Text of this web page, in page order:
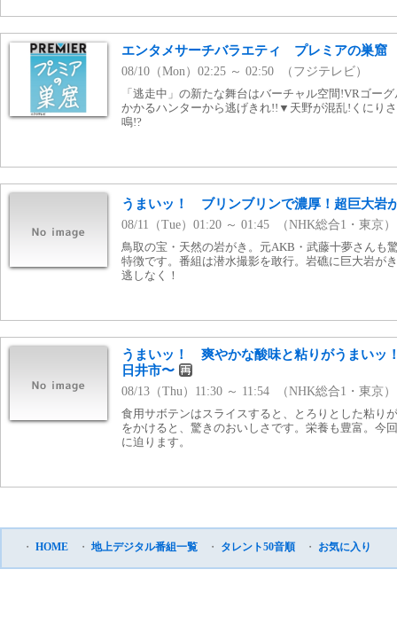
エンタメサーチバラエティ プレミアの巣窟
08/10（Mon）02:25 ～ 02:50 （フジテレビ）
「逃走中」の新たな舞台はバーチャル空間!VRゴー
かかるハンターから逃げきれ!!▼天野が混乱!くにり
鳴!?
うまいッ！ ブリンブリンで濃厚！超巨大岩
08/11（Tue）01:20 ～ 01:45 （NHK総合1・東京）
鳥取の宝・天然の岩がき。元AKB・武藤十夢さんも
特徴です。番組は潜水撮影を敢行。岩礁に巨大岩が
逃しなく！
うまいッ！ 爽やかな酸味と粘りがうまいッ
日井市〜
08/13（Thu）11:30 ～ 11:54 （NHK総合1・東京）
食用サボテンはスライスすると、とろりとした粘り
をかけると、驚きのおいしさです。栄養も豊富。今
に迫ります。
・ HOME ・ 地上デジタル番組一覧 ・ タレント50音順 ・ お気に入り